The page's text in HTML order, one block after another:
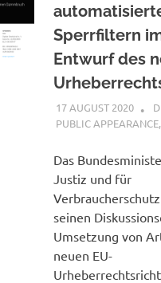
Sperrfiltern
Entwurf des
17 AUGUST 2020
PUBLIC APPEARANCE,
Das
Justiz und für
seinen
Umsetzung von
neuen EU-